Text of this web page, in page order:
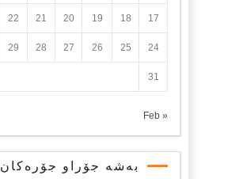
17
18
19
20
21
22
24
25
26
27
28
29
31
« Feb
بەشە جۆراو جۆرەکان